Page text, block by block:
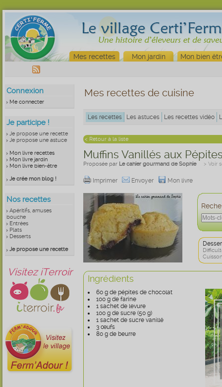
Mes recettes Mon jardin Mon bien
Connexion
Me connecter
Je participe !
Je propose une recette
Je propose une astuce
Mon livre recettes
Mon livre jardin
Mon livre bien-être
Je crée mon blog !
Nos recettes
Apéritifs, amuses
bouche
Entrées
Plats
Desserts
Je propose une recette
Visitez iTerroir
Mes recettes de cuisine
Les recettes Les astuces Les recettes vidéo
< Retour à la liste
Muffins Vanillés aux
Proposée par Le cahier gourmand de Sophie > Voir
Imprimer Envoyer Mon livre
Ingrédients
60 g de pépites de chocolat
100 g de farine
1 sachet de levure
100 g de sucre (50 g)
1 sachet de sucre vanillé
3 œufs
80 g de beurre